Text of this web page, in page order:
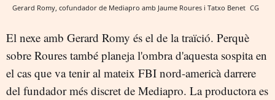
Gerard Romy, cofundador de Mediapro amb Jaume Roures i Tatxo Benet CG
El nexe amb Gerard Romy és el de la traïció. Perquè
sobre Roures també planeja l'ombra d'aquesta sospita en
el cas que va tenir al mateix FBI nord-americà darrere
del fundador més discret de Mediapro. La productora es